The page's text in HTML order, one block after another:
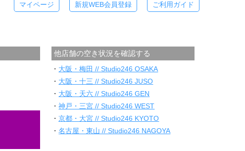
ご利用ガイド
新規WEB会員登録
マイページ
他店舗の空き状況を確認する
・ 大阪・梅田 // Studio246 OSAKA
・ 大阪・十三 // Studio246 JUSO
・ 大阪・天六 // Studio246 GEN
・神戸・三宮 // Studio246 WEST
・京都・大宮 // Studio246 KYOTO
・名古屋・東山 // Studio246 NAGOYA